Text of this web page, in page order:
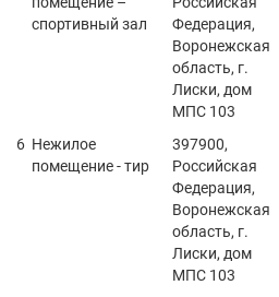
спортивный зал
Федерация,
Воронежская
область, г.
Лиски, дом
МПС 103
Нежилое
помещение - тир
397900,
Российская
Федерация,
Воронежская
область, г.
Лиски, дом
МПС 103